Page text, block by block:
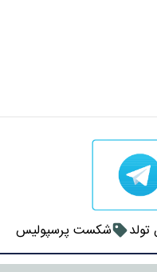
شکست پرسپولیس